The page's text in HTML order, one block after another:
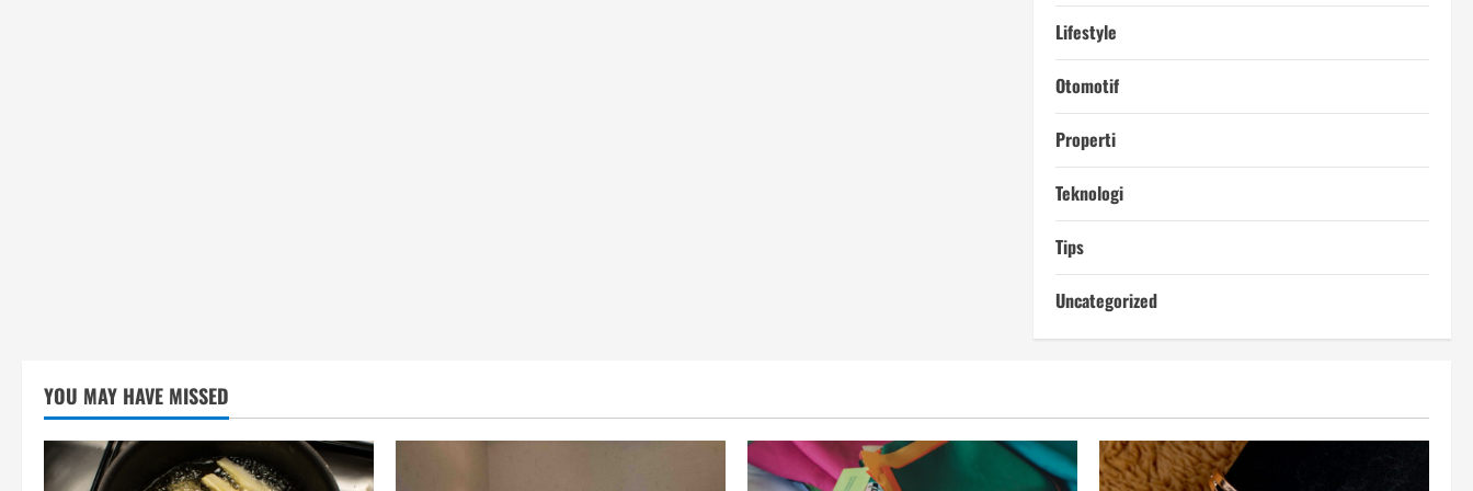
Lifestyle
Otomotif
Properti
Teknologi
Tips
Uncategorized
YOU MAY HAVE MISSED